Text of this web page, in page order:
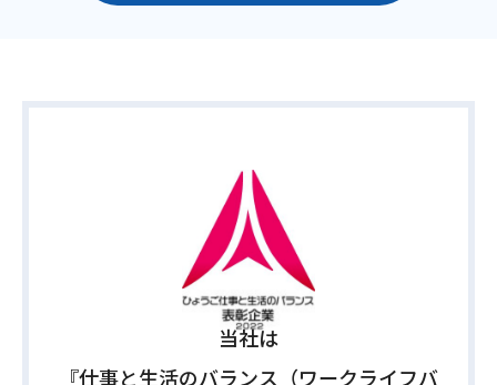
当社は
『仕事と生活のバランス（ワークライフバ